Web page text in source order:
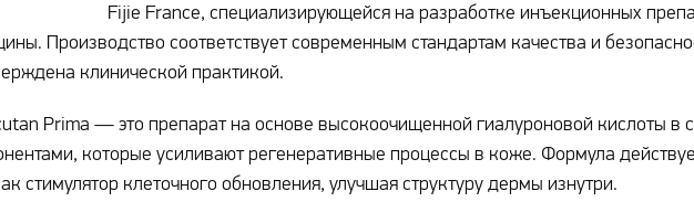
Fijie France, специализирующейся на разработке инъекционных
Производство соответствует современным стандартам качества и
клинической практикой.
Prima — это препарат на основе высокоочищенной гиалуроновой кислоты в
которые усиливают регенеративные процессы в коже. Формула
стимулятор клеточного обновления, улучшая структуру дермы изнутри.